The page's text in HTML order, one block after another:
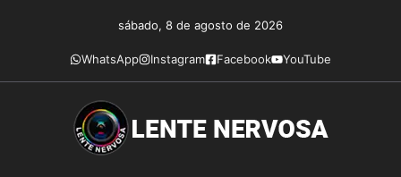
conteúdo
sábado, 8 de agosto de 2026
WhatsApp Instagram Facebook YouTube